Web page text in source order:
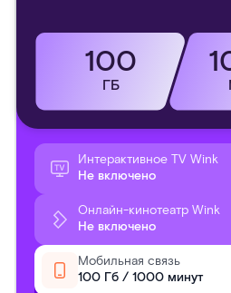
100
ГБ
Интерактивное TV Wink
Не включено
Онлайн-кинотеатр Wink
Не включено
Мобильная связь
100 Гб / 1000 минут